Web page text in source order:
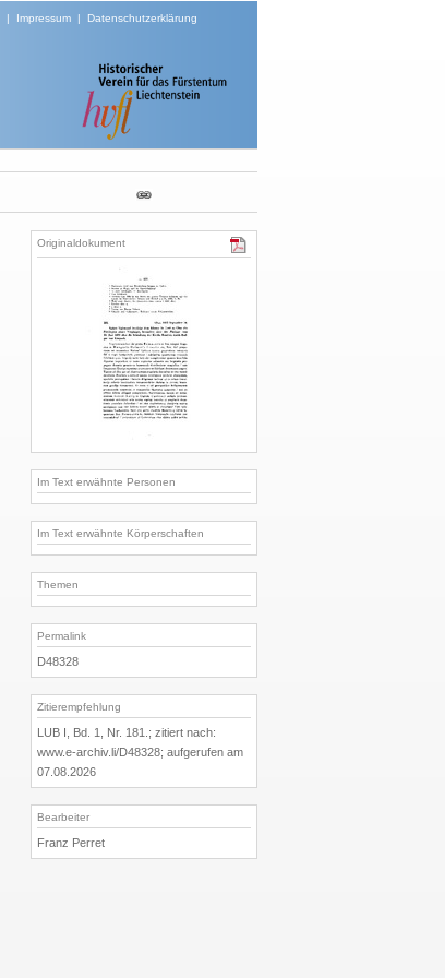
| Impressum| Datenschutzerklärung
Originaldokument
Im Text erwähnte Personen
Im Text erwähnte Körperschaften
Themen
Permalink
D48328
Zitierempfehlung
LUB I, Bd. 1, Nr. 181.; zitiert nach:
www.e-archiv.li/D48328; aufgerufen am
07.08.2026
Bearbeiter
Franz Perret